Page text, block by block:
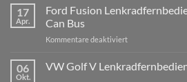
Radio
Tausch
1
DIN
DIN
Passat
B6
was
benötigt
17
Apr.
Ford Fusion
Can Bus
Kommentare deaktiviertfür
Fusion
06
Okt.
VW Golf V